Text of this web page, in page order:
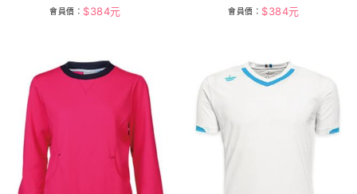
會員價： $384元 會員價： $384元